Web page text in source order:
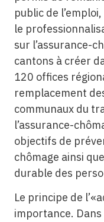
public de
le
sur l’assurance-
cantons à créer
120 offices
remplacement
communaux du
l’assurance-
objectifs de
chômage ainsi
durable des
Le principe de
importance. Dans